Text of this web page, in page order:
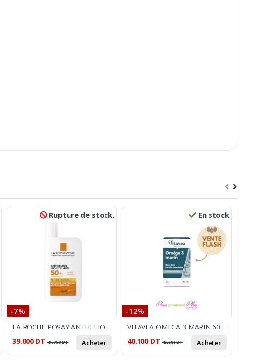
Rupture de stock.
-7%
LA ROCHE POSAY ANTHELIOS UVMUNE 400 FLUID INVISIBLE SPF50 50ML
39.000 DT 41.769DT Acheter
En stock
-12%
VITAVEA OMEGA 3 MARIN 60 CAPSULES
40.100 DT 45.500DT Acheter